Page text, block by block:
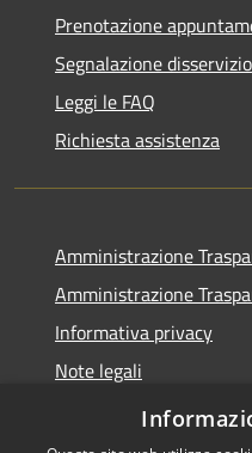
Prenotazione
Segnalazione disservizio
Leggi le FAQ
Richiesta assistenza
Amministrazione
Amministrazione
Informativa privacy
Note legali
Dichiarazione di